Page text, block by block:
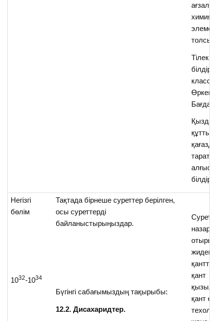
Тілек
класс
Өркен,
Бағдат
Негізгі
бөлім
1032-1034
Тақтада бірнеше суреттер берілген,
осы суреттерді
байланыстырыңыздар.
Бүгінгі сабағымыздың тақырыбы:
12.2. Дисахаридтер.
назар
қантты
қант
қант